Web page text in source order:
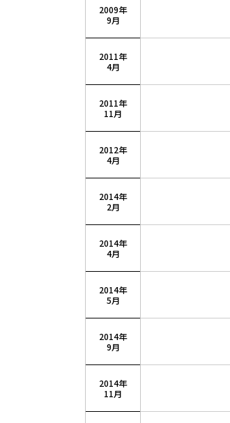
2009年
9月
2011年
4月
2011年
11月
2012年
4月
2014年
2月
2014年
4月
2014年
5月
2014年
9月
2014年
11月